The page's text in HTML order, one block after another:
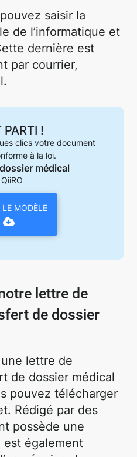
saisir la
de l’informatique et
dernière est
par courrier,
PARTI !
clics votre document
à la loi.
médical
MODÈLE
lettre de
de dossier
lettre de
de dossier médical
pouvez télécharger
Rédigé par des
possède une
également